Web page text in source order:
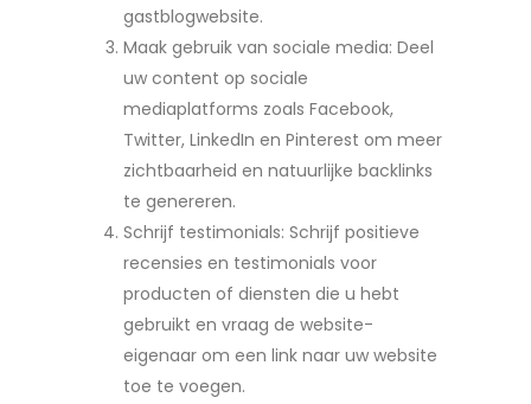
gastblogwebsite.
Maak gebruik van sociale media: Deel
uw content op sociale
mediaplatforms zoals Facebook,
Twitter, LinkedIn en Pinterest om meer
zichtbaarheid en natuurlijke backlinks
te genereren.
Schrijf testimonials: Schrijf positieve
recensies en testimonials voor
producten of diensten die u hebt
gebruikt en vraag de website-
eigenaar om een link naar uw website
toe te voegen.